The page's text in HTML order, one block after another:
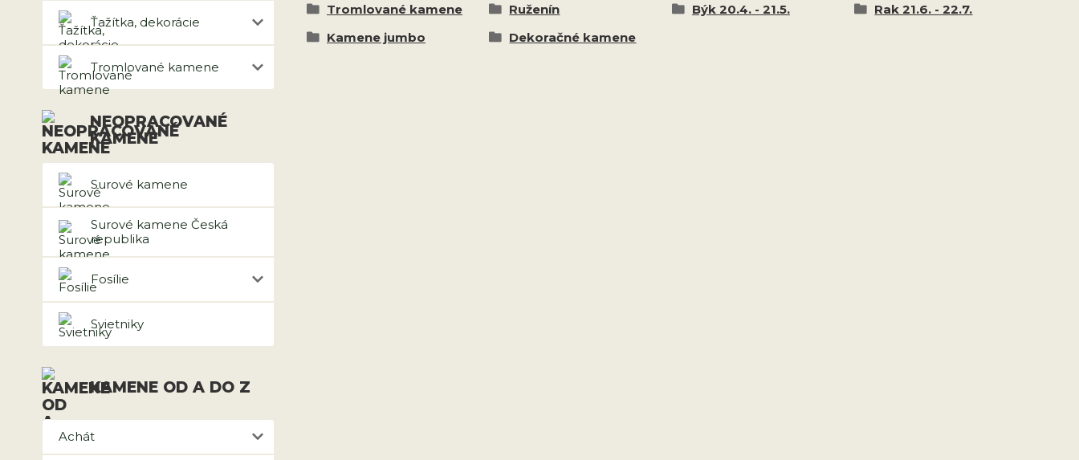
Ťažítka, dekorácie
Tromlované kamene
NEOPRACOVANÉ
KAMENE
Surové kamene
Surové kamene Česká
republika
Fosílie
Svietniky
KAMENE OD A DO Z
Achát
Tromlované kamene Ruženín Býk 20.4. - 21.5.
Rak 21.6. - 22.7.
Kamene jumbo
Dekoračné kamene